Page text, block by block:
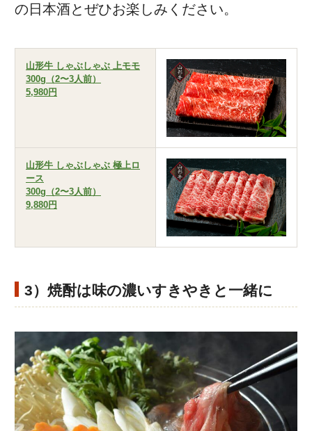
の日本酒とぜひお楽しみください。
山形牛 しゃぶしゃぶ 上モモ
300g（2〜3人前）
5,980円
山形牛 しゃぶしゃぶ 極上ロ
ース
300g（2〜3人前）
9,880円
3）焼酎は味の濃いすきやきと一緒に